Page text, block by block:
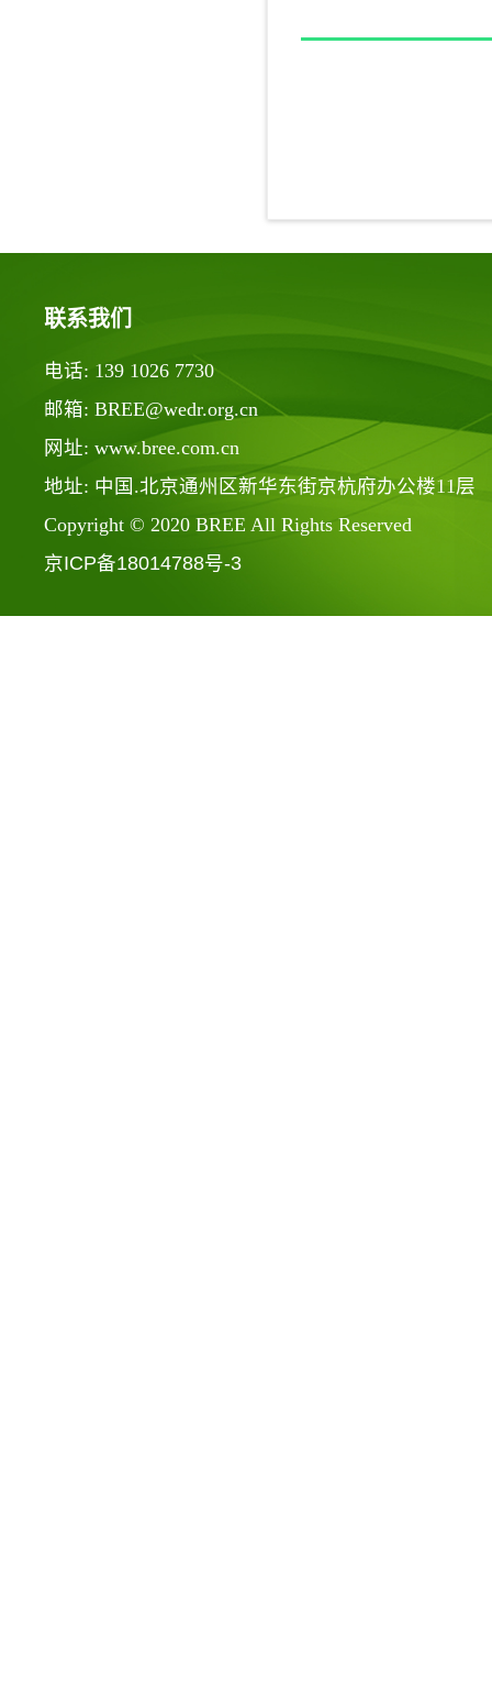
联系我们
电话: 139 1026 7730
邮箱: BREE@wedr.org.cn
网址: www.bree.com.cn
地址: 中国.北京通州区新华东街京杭府办公楼11层
Copyright © 2020 BREE All Rights Reserved
京ICP备18014788号-3